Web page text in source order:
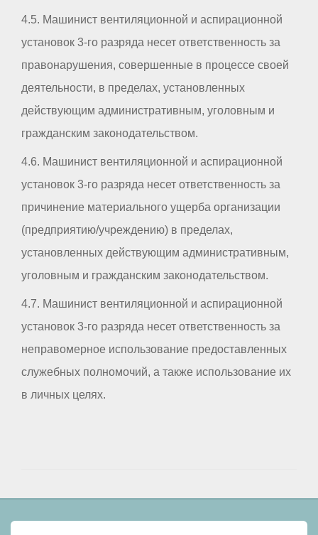
4.5. Машинист вентиляционной и аспирационной
установок 3-го разряда несет ответственность за
правонарушения, совершенные в процессе своей
деятельности, в пределах, установленных
действующим административным, уголовным и
гражданским законодательством.
4.6. Машинист вентиляционной и аспирационной
установок 3-го разряда несет ответственность за
причинение материального ущерба организации
(предприятию/учреждению) в пределах,
установленных действующим административным,
уголовным и гражданским законодательством.
4.7. Машинист вентиляционной и аспирационной
установок 3-го разряда несет ответственность за
неправомерное использование предоставленных
служебных полномочий, а также использование их
в личных целях.